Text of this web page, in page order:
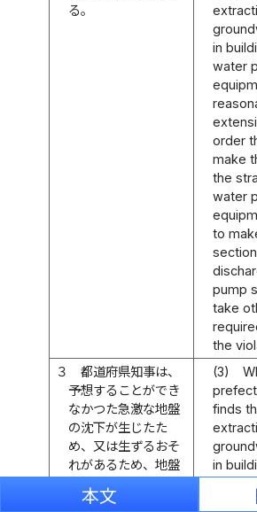
る。
in
water
order
make
the
water
to
pump
take
the
３
都道府県知事は、
予想することができ
なかつた急激な地盤
の沈下が生じたた
め、又は生ずるおそ
れがあるため、地盤
出水等による災害の
(3)
finds
in
本文